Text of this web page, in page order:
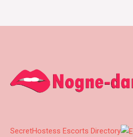
SecretHostess Escorts Directory